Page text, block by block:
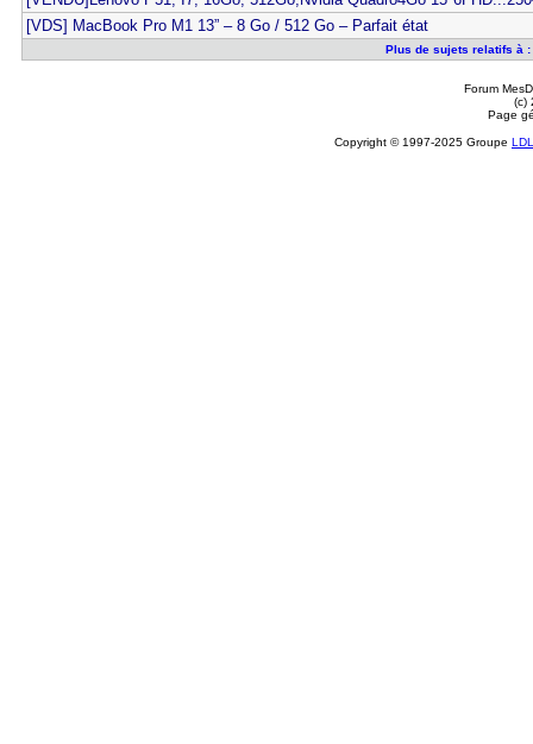
[VDS] MacBook Pro M1 13” – 8 Go / 512 Go – Parfait état
Plus de sujets relatifs à :
Forum
(c)
Page
Copyright © 1997-2025 Groupe